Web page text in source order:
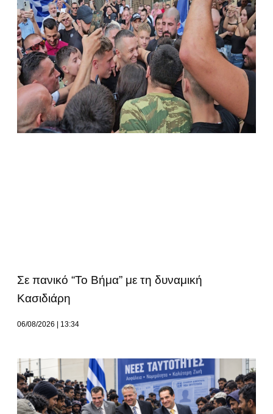
Σε πανικό “Το Βήμα” με τη δυναμική
Κασιδιάρη
06/08/2026 13:34